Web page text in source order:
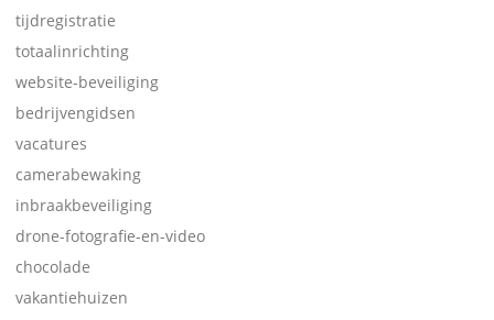
tijdregistratie
totaalinrichting
website-beveiliging
bedrijvengidsen
vacatures
camerabewaking
inbraakbeveiliging
drone-fotografie-en-video
chocolade
vakantiehuizen